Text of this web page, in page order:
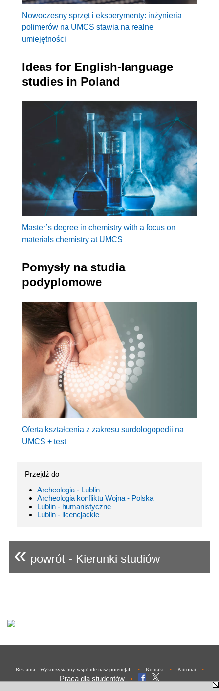
Nowoczesny sprzęt i eksperymenty: inżynieria
polimerów na UMCS stawia na realne
umiejętności
Ideas for English-language
studies in Poland
Master’s degree in chemistry with a focus on
materials chemistry at UMCS
Pomysły na studia
podyplomowe
Oferta kształcenia z zakresu surdologopedii na
UMCS + test
Przejdź do
Archeologia - Lublin
Archeologia konfliktu Wojna - Polska
Lublin - humanistyczne
Lublin - licencjackie
« powrót - Kierunki studiów
Reklama - Wykorzystajmy wspólnie nasz potencjał! • Kontakt • Patronat •
Praca dla studentów •